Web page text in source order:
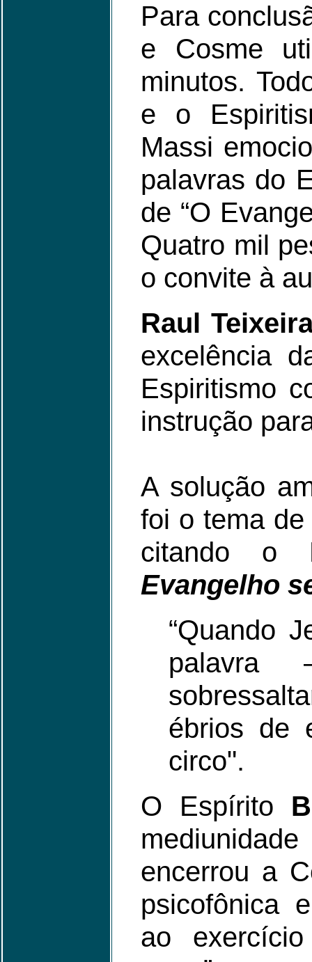
Para
e Cosme
minutos.
e o
Massi
palavras do
de “O
Quatro mil
o convite à
Raul
excelência
Espiritismo
instrução
A solução
foi o tema
citando o
Evangelho
“Quando
palavra
ébrios de
circo".
O Espírito
encerrou a
psicofônica
ao